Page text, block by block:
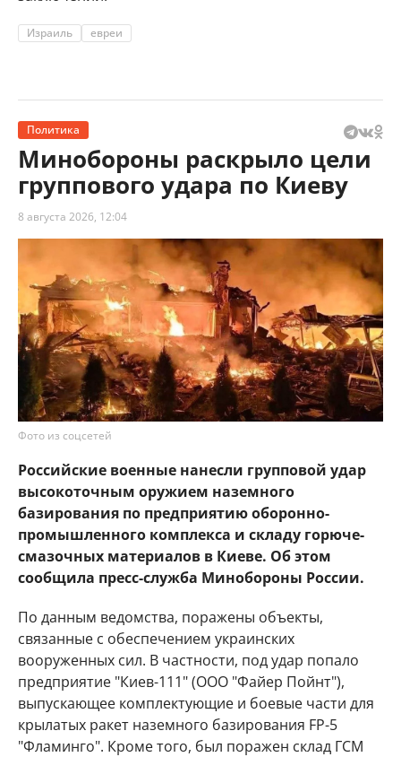
Израиль евреи
Политика
Минобороны раскрыло цели
группового удара по Киеву
8 августа 2026, 12:04
Фото из соцсетей
Российские военные нанесли групповой удар
высокоточным оружием наземного
базирования по предприятию оборонно-
промышленного комплекса и складу горюче-
смазочных материалов в Киеве. Об этом
сообщила пресс-служба Минобороны России.
По данным ведомства, поражены объекты,
связанные с обеспечением украинских
вооруженных сил. В частности, под удар попало
предприятие "Киев-111" (ООО "Файер Пойнт"),
выпускающее комплектующие и боевые части для
крылатых ракет наземного базирования FP-5
"Фламинго". Кроме того, был поражен склад ГСМ